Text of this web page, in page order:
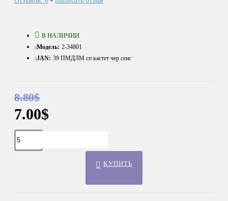
8.80$
7.00$
В НАЛИЧИИ
Модель: 2-34801
JAN: 39 ПМДЛМ сп кастет чер сенс
КУПИТЬ